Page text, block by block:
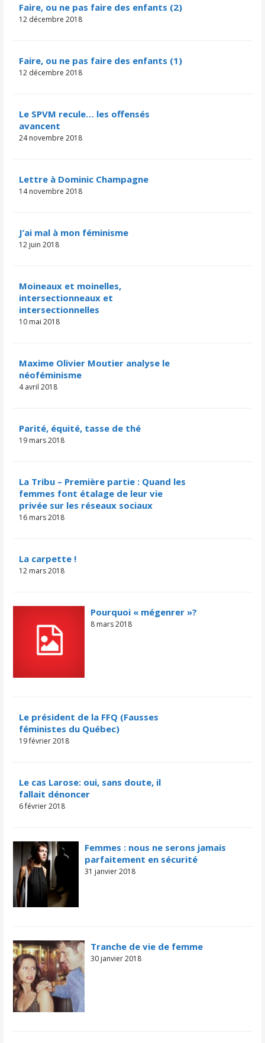
Faire, ou ne pas faire des enfants (2)
12 décembre 2018
Faire, ou ne pas faire des enfants (1)
12 décembre 2018
Le SPVM recule… les offensés
avancent
24 novembre 2018
Lettre à Dominic Champagne
14 novembre 2018
J’ai mal à mon féminisme
12 juin 2018
Moineaux et moinelles,
intersectionneaux et
intersectionnelles
10 mai 2018
Maxime Olivier Moutier analyse le
néoféminisme
4 avril 2018
Parité, équité, tasse de thé
19 mars 2018
La Tribu – Première partie : Quand les
femmes font étalage de leur vie
privée sur les réseaux sociaux
16 mars 2018
La carpette !
12 mars 2018
Pourquoi « mégenrer »?
8 mars 2018
Le président de la FFQ (Fausses
féministes du Québec)
19 février 2018
Le cas Larose: oui, sans doute, il
fallait dénoncer
6 février 2018
Femmes : nous ne serons jamais
parfaitement en sécurité
31 janvier 2018
Tranche de vie de femme
30 janvier 2018